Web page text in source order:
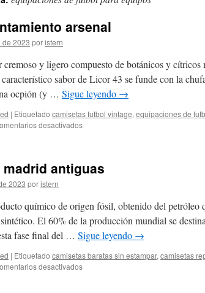
arsenal
de 2023 poristern
y ligero compuesto de botánicos y cítricos
sabor de Licor 43 se funde con la
ocpión (y … Sigue leyendo →
| Etiquetado camisetas futbol vintage, equipaciones de
desactivadosen
antiguas
2023 poristern
químico de origen fósil, obtenido del petróleo
El 60% de la producción mundial se
fase final del … Sigue leyendo →
| Etiquetado camisetas baratas sin estampar, camisetas
desactivadosen